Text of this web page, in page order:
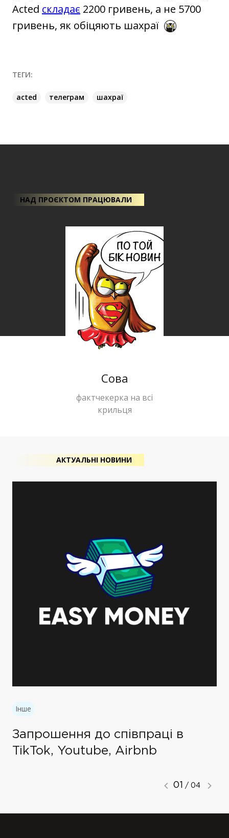
Acted складає 2200 гривень, а не 5700
гривень, як обіцяють шахраї
ТЕГИ:
acted телеграм шахраї
НАД ПРОЄКТОМ ПРАЦЮВАЛИ
Сова
фактчекерка на всі
крильця
АКТУАЛЬНІ НОВИНИ
Інше
Запрошення до співпраці в
TikTok, Youtube, Airbnb
01 / 04